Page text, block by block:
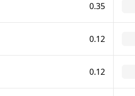
0.35
0.12
0.12